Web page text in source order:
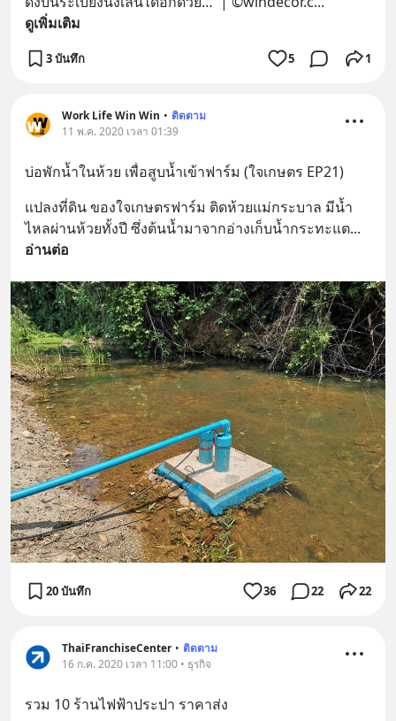
ดูเพิ่มเติม
3 บันทึก 5 1
Work Life Win Win • ติดตาม
11 พ.ค. 2020 เวลา 01:39
บ่อพักน้ำในห้วย เพื่อสูบน้ำเข้าฟาร์ม (ใจเกษตร EP21)
แปลงที่ดิน ของใจเกษตรฟาร์ม ติดห้วยแม่กระบาล มีน้ำ
ไหลผ่านห้วยทั้งปี ซึ่งต้นน้ำมาจากอ่างเก็บน้ำกระทะแต
อ่านต่อ
20 บันทึก 36 22 22
ThaiFranchiseCenter • ติดตาม
16 ก.ค. 2020 เวลา 11:00 • ธุรกิจ
รวม 10 ร้านไฟฟ้าประปา ราคาส่ง